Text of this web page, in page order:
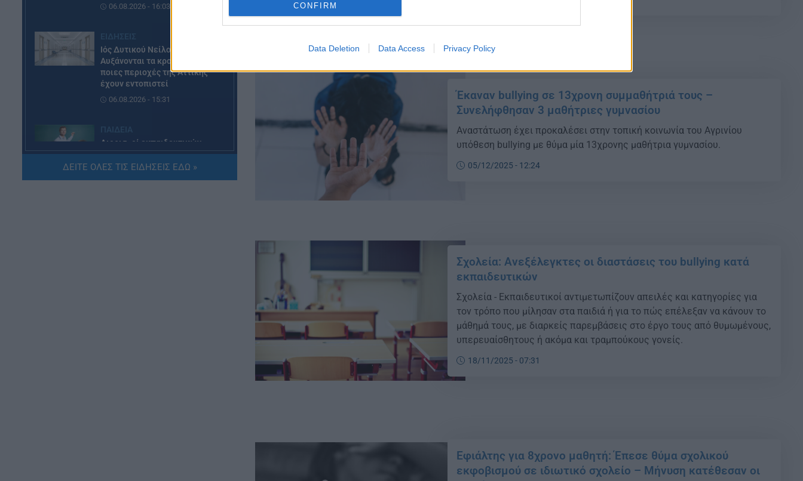
CONFIRM
Data Deletion Data Access Privacy Policy
06.08.2026 - 16:03
Ιός Δυτικού Νείλου:
Αυξάνονται τα κρούσματα, σε
ποιες περιοχές της Αττικής
έχουν εντοπιστεί
06.08.2026 - 15:31
Διορισμοί εκπαιδευτικών
2026: Δείτε μέχρι ποια σειρά
ΑΣΕΠ έγιναν οι περσινοί
ΔΕΙΤΕ ΟΛΕΣ ΤΙΣ ΕΙΔΗΣΕΙΣ ΕΔΩ »
Έκαναν bullying σε 13χρονη συμμαθήτριά τους –
Συνελήφθησαν 3 μαθήτριες γυμνασίου
Αναστάτωση έχει προκαλέσει στην τοπική κοινωνία του Αγρινίου
υπόθεση bullying με θύμα μία 13χρονης μαθήτρια γυμνασίου.
05/12/2025 - 12:24
Σχολεία: Ανεξέλεγκτες οι διαστάσεις του bullying κατά
εκπαιδευτικών
Σχολεία - Εκπαιδευτικοί αντιμετωπίζουν απειλές και κατηγορίες για
τον τρόπο που μίλησαν στα παιδιά ή για το πώς επέλεξαν να κάνουν το
μάθημά τους, με διαρκείς παρεμβάσεις στο έργο τους από θυμωμένους,
υπερευαίσθητους ή ακόμα και τραμπούκους γονείς.
18/11/2025 - 07:31
Εφιάλτης για 8χρονο μαθητή: Έπεσε θύμα σχολικού
εκφοβισμού σε ιδιωτικό σχολείο – Μήνυση κατέθεσαν οι